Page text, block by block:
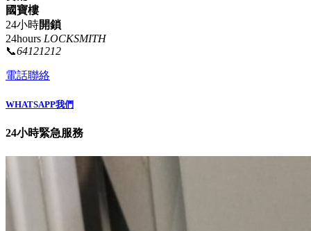
國寶樓
24小時開鎖
24hours LOCKSMITH
📞64121212
電話聯絡
WHATSAPP我們
24小時緊急服務